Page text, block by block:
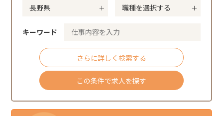
キーワード
さらに詳しく検索する
この条件で求人を探す